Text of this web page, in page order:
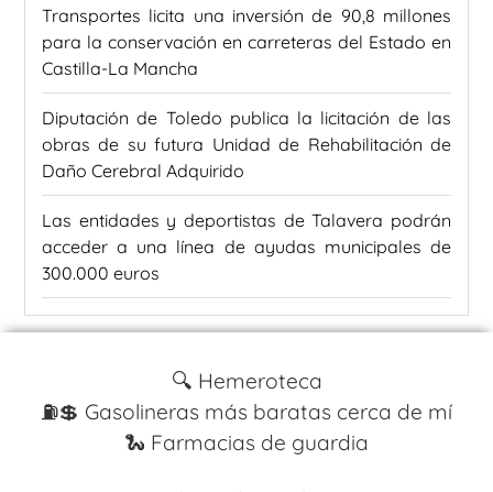
Transportes licita una inversión de 90,8 millones
para la conservación en carreteras del Estado en
Castilla-La Mancha
Diputación de Toledo publica la licitación de las
obras de su futura Unidad de Rehabilitación de
Daño Cerebral Adquirido
Las entidades y deportistas de Talavera podrán
acceder a una línea de ayudas municipales de
300.000 euros
🔍 Hemeroteca
⛽️💲 Gasolineras más baratas cerca de mí
🐍 Farmacias de guardia